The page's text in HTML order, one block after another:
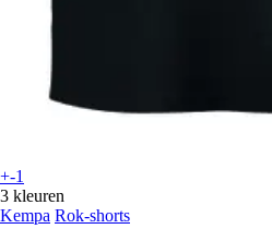
+-1
3 kleuren
Kempa Rok-shorts